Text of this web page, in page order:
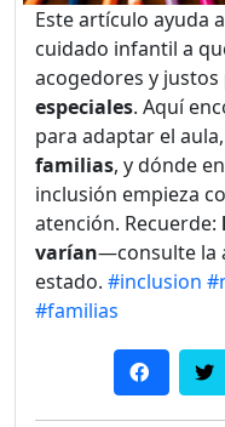
Este artículo ayuda
cuidado infantil a
acogedores y
especiales. Aquí
para adaptar el
familias, y dónde
inclusión empieza
atención. Recuerde:
varían—consulte la
estado. #inclusion
#familias